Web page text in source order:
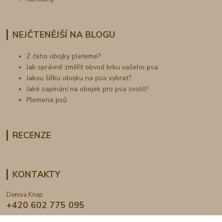
NEJČTENĚJŠÍ NA BLOGU
Z čeho obojky pleteme?
Jak správně změřit obvod krku vašeho psa
Jakou šířku obojku na psa vybrat?
Jaké zapínání na obojek pro psa zvolit?
Plemena psů
RECENZE
KONTAKTY
Denisa Knap
+420 602 775 095